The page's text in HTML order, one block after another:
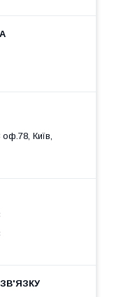
Київ,